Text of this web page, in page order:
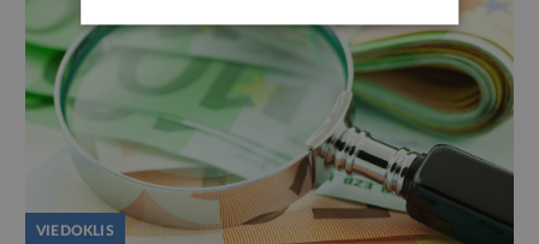
VIEDOKLIS